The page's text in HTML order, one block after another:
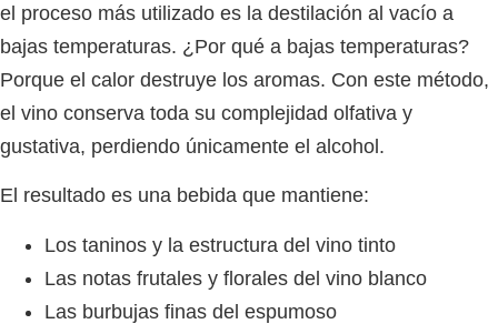
el proceso más utilizado es la destilación al vacío a
bajas temperaturas. ¿Por qué a bajas temperaturas?
Porque el calor destruye los aromas. Con este método,
el vino conserva toda su complejidad olfativa y
gustativa, perdiendo únicamente el alcohol.
El resultado es una bebida que mantiene:
Los taninos y la estructura del vino tinto
Las notas frutales y florales del vino blanco
Las burbujas finas del espumoso